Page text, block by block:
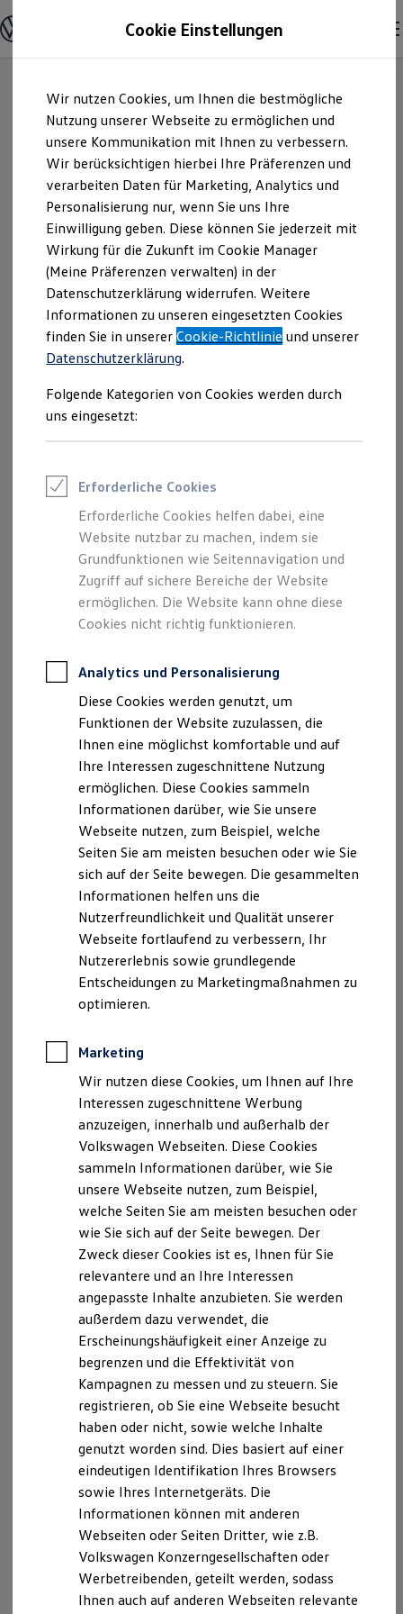
Hauptinhalt
springen
Footer
springen
Modelle & Konfigurator
Nutzfahrzeugkategorien entdecken
Modelle konfigurieren
Vorgängermodelle und Oldtimer
Vorgängermodelle
Oldtimer
Bulli Historie
Branchenlösungen & Gewerbekunden
Umbaulösungen und Hersteller finden
Auf- und Umbauten entdecken & konfigurieren
Groß- und Sonderkunden
Großkunden
Kommunen & Behörden
Journalisten
Sportvereine
Branchenlösungen
Bau & Handwerk
Gewerbliche Personenbeförderung
Service & mobile Werkstätten
Kurier, Logistik & Handel
Feuerwehr
Rettungsdienste
ONE Business ID Vorteile
Fahrzeugsuche & Marktplatz
Digitaler Marktplatz
Kauf & Finanzierung
Online-Fahrzeugbewertung
Aktionen & Angebote
E-Auto-Förderung
Für Privatkunden
Für Gewerbekunden
Profi Paket
TopDeal
Zertifizierte Gebrauchtwagen
Für Privatkunden
Für Gewerbekunden
Leasing
Für Privatkunden
Für Gewerbekunden
Versicherungen & Garantien
Garantien
Kfz-Versicherung für Nutzfahrzeuge
Restschuldversicherung
Wartungsverträge
Besitzer & Service
Reparatur & Service
Sommer-Special
Reparatur, Pflege & Inspektion
Servicetermin anfragen
Service-Vorteile bei Volkswagen Nutzfahrzeuge
ServicePlus
Economy Service
Räder & Reifen Service
Ersatzfahrzeuge
Software, Konnektivität & Apps
California App
VW Connect für Ihren ID. Buzz
VW Connect für Ihren Transporter/Caravelle
VW Connect für Ihren Amarok
VW Connect für andere Modelle
Connect Pro
Fleet Interface Data
Multistop Pathfinder
Übersicht Software Updates
Hilfreiches für Besitzer
Fahrerassistenz- und Sicherheitssysteme
Kontrollleuchten
Kurzfahrprofile und Ölverdünnung
XTL-Dieselkraftstoff
Ersatzteile und Betriebsflüssigkeiten
Original Zubehör und Lifestyle Produkte
myVolkswagen
myVolkswagen Business
Elektrisch & Autonom
Elektro - & Hybridfahrzeuge
Unser Ansatz
Klimafreundlicher Strom
Reichweite & Ladelösungen
Reichweitensimulator
Ladezeitensimulator
Ladelösungen für Privatkunden
Ladelösungen für Gewerbekunden
Wallbox und Ladekabel
Förderung & Kosten der Elektrofahrzeuge
Fördermöglichkeiten für Privatkunden
Fördermöglichkeiten für Gewerbekunden
Autohaus Wilfried
Kühnicke e.K. |
Impressum &
Rechtliches
Hier finden Sie Informationen über die
Autohaus Wilfried Kühnicke e.K. als
verantwortliche Anbieterin von Inhalten
und Angeboten, die auf dieser Webseite
Impressum
Datenschutzerklärung
Impressum
Autohaus Wilfried Kühnicke e.K.
Potsdamer Straße 95/97
14552 Michendorf
Telefonnummer: 033205 718-0
Faxnummer: 033205 718-22
E-Mail:mail@autohaus-kuehnicke.de
Umsatzst.-ID-Nr.: DE 267561876
Registergericht: Potsdam HRA 70
Steuer-Nr.: 048/242/10115
Geschäftsführer: Sirko Kühnicke
Hinweis gemäß § 36
Verbraucherstreitbeilegungsgesetz (VSBG)
„Wir sind zur Teilnahme an einem
Streitbeilegungsverfahren vor einer
Verbraucherschlichtungsstelle weder bereit noch dazu
verpflichtet.“
Datenschutzerklärung
A. Verantwortlicher
Wir freuen uns, dass Sie unsere Webseite des
Autohaus Wilfried Kühnicke e.K. · Potsdamer Straße
95/97 14552 Michendorf ·
mail@autohaus-kuehnicke.debesuchen. Im Folgenden
informieren wir Sie über die Verarbeitung Ihrer
personenbezogenen Daten durch uns im
Zusammenhang mit Ihrem Besuch unserer Webseite.
B. Verarbeitung Ihrer personenbezogenen Daten
Unsere Webseite bietet Ihnen verschiedene
Angebote, die wir Ihnen in Bezug auf dabei durch uns
Cookie Einstellungen
Wir nutzen Cookies, um Ihnen die bestmögliche
Nutzung unserer Webseite zu ermöglichen und
unsere Kommunikation mit Ihnen zu verbessern.
Wir berücksichtigen hierbei Ihre Präferenzen und
verarbeiten Daten für Marketing, Analytics und
Personalisierung nur, wenn Sie uns Ihre
Einwilligung geben. Diese können Sie jederzeit mit
Wirkung für die Zukunft im Cookie Manager
(Meine Präferenzen verwalten) in der
Datenschutzerklärung widerrufen. Weitere
Informationen zu unseren eingesetzten Cookies
finden Sie in unsererCookie-Richtlinie und unserer
Datenschutzerklärung.
Folgende Kategorien von Cookies werden durch
uns eingesetzt:
Erforderliche Cookies
Erforderliche Cookies helfen dabei, eine
Website nutzbar zu machen, indem sie
Grundfunktionen wie Seitennavigation und
Zugriff auf sichere Bereiche der Website
ermöglichen. Die Website kann ohne diese
Cookies nicht richtig funktionieren.
Analytics und Personalisierung
Diese Cookies werden genutzt, um
Funktionen der Website zuzulassen, die
Ihnen eine möglichst komfortable und auf
Ihre Interessen zugeschnittene Nutzung
ermöglichen. Diese Cookies sammeln
Informationen darüber, wie Sie unsere
Webseite nutzen, zum Beispiel, welche
Seiten Sie am meisten besuchen oder wie Sie
sich auf der Seite bewegen. Die gesammelten
Informationen helfen uns die
Nutzerfreundlichkeit und Qualität unserer
Webseite fortlaufend zu verbessern, Ihr
Nutzererlebnis sowie grundlegende
Entscheidungen zu Marketingmaßnahmen zu
optimieren.
Marketing
Wir nutzen diese Cookies, um Ihnen auf Ihre
Interessen zugeschnittene Werbung
anzuzeigen, innerhalb und außerhalb der
Volkswagen Webseiten. Diese Cookies
sammeln Informationen darüber, wie Sie
unsere Webseite nutzen, zum Beispiel,
welche Seiten Sie am meisten besuchen oder
wie Sie sich auf der Seite bewegen. Der
Zweck dieser Cookies ist es, Ihnen für Sie
relevantere und an Ihre Interessen
angepasste Inhalte anzubieten. Sie werden
außerdem dazu verwendet, die
Erscheinungshäufigkeit einer Anzeige zu
begrenzen und die Effektivität von
Kampagnen zu messen und zu steuern. Sie
registrieren, ob Sie eine Webseite besucht
haben oder nicht, sowie welche Inhalte
genutzt worden sind. Dies basiert auf einer
eindeutigen Identifikation Ihres Browsers
sowie Ihres Internetgeräts. Die
Informationen können mit anderen
Webseiten oder Seiten Dritter, wie z.B.
Volkswagen Konzerngesellschaften oder
Werbetreibenden, geteilt werden, sodass
Ihnen auch auf anderen Webseiten relevante